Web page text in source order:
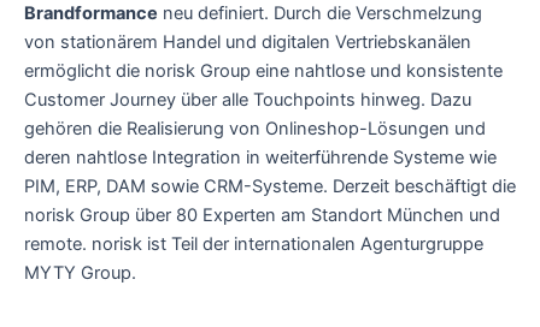
Brandformance neu definiert. Durch die Verschmelzung
von stationärem Handel und digitalen Vertriebskanälen
ermöglicht die norisk Group eine nahtlose und konsistente
Customer Journey über alle Touchpoints hinweg. Dazu
gehören die Realisierung von Onlineshop-Lösungen und
deren nahtlose Integration in weiterführende Systeme wie
PIM, ERP, DAM sowie CRM-Systeme. Derzeit beschäftigt die
norisk Group über 80 Experten am Standort München und
remote. norisk ist Teil der internationalen Agenturgruppe
MYTY Group.